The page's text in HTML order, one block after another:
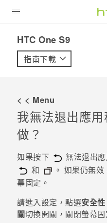
VIVE
配件
VIVERSE
優惠專區
焦點訊息
企業採購
銷售門市
支援服務
VIVELAND
HTC One S9‎
指南下載
< < Menu
我無法退出應
做？
如果按下
無法退出
和
。 如果仍無
幕固定。
請進入設定，點選安全性
關切換開關，關閉螢幕固